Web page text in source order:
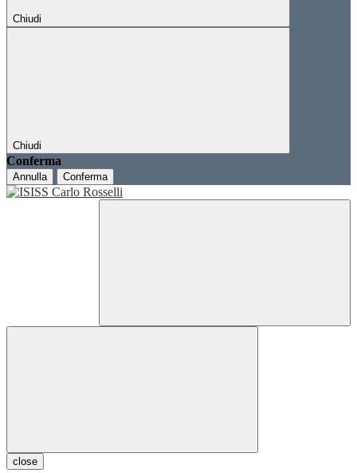
Chiudi
Chiudi
Conferma
Annulla Conferma
close